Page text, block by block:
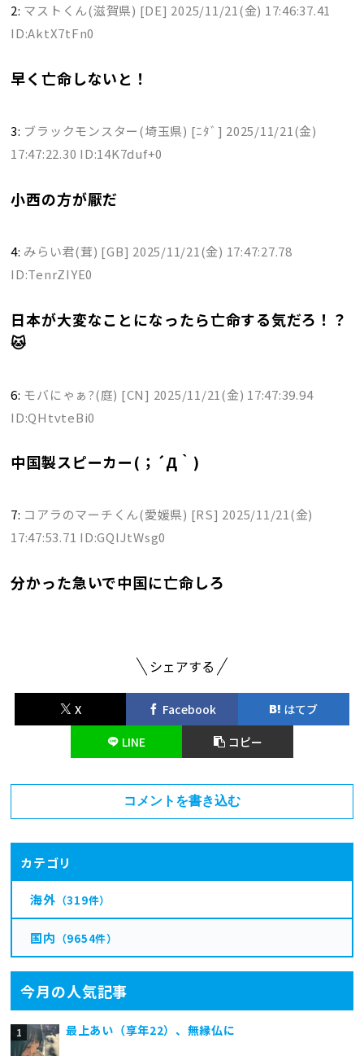
2: マストくん(滋賀県) [DE] 2025/11/21(金) 17:46:37.41
ID:AktX7tFn0
早く亡命しないと！
3: ブラックモンスター(埼玉県) [ﾆﾀﾞ] 2025/11/21(金)
17:47:22.30 ID:14K7duf+0
小西の方が厭だ
4: みらい君(茸) [GB] 2025/11/21(金) 17:47:27.78
ID:TenrZIYE0
日本が大変なことになったら亡命する気だろ！？
🐱
6: モバにゃぁ?(庭) [CN] 2025/11/21(金) 17:47:39.94
ID:QHtvteBi0
中国製スピーカー(；´Д｀)
7: コアラのマーチくん(愛媛県) [RS] 2025/11/21(金)
17:47:53.71 ID:GQlJtWsg0
分かった急いで中国に亡命しろ
シェアする
X Facebook
はてブ
LINE
コピー
コメントを書き込む
カテゴリ
海外 （319件）
国内 （9654件）
今月の人気記事
最上あい（享年22）、無縁仏に